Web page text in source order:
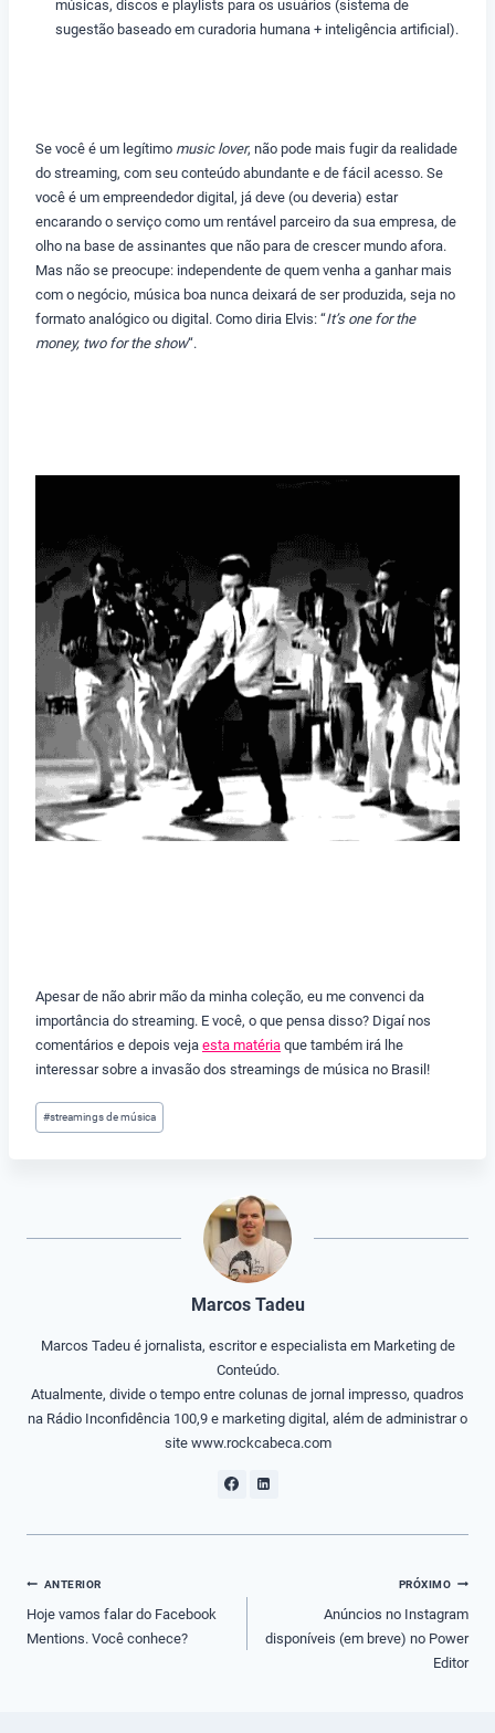
músicas, discos e playlists para os usuários (sistema de
sugestão baseado em curadoria humana + inteligência artificial).
Se você é um legítimo music lover, não pode mais fugir da realidade
do streaming, com seu conteúdo abundante e de fácil acesso. Se
você é um empreendedor digital, já deve (ou deveria) estar
encarando o serviço como um rentável parceiro da sua empresa, de
olho na base de assinantes que não para de crescer mundo afora.
Mas não se preocupe: independente de quem venha a ganhar mais
com o negócio, música boa nunca deixará de ser produzida, seja no
formato analógico ou digital. Como diria Elvis: “It’s one for the
money, two for the show“.
Apesar de não abrir mão da minha coleção, eu me convenci da
importância do streaming. E você, o que pensa disso? Digaí nos
comentários e depois veja esta matéria que também irá lhe
interessar sobre a invasão dos streamings de música no Brasil!
Tags
do
#streamings de música
Marcos Tadeu
Marcos Tadeu é jornalista, escritor e especialista em Marketing de
Conteúdo.
Atualmente, divide o tempo entre colunas de jornal impresso, quadros
na Rádio Inconfidência 100,9 e marketing digital, além de administrar o
site www.rockcabeca.com
Navegação
de
Post
ANTERIOR
Hoje vamos falar do Facebook
Mentions. Você conhece?
PRÓXIMO
Anúncios no Instagram
disponíveis (em breve) no Power
Editor